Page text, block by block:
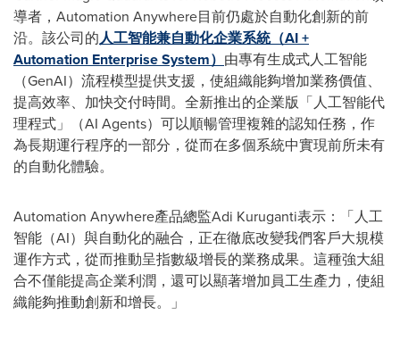
導者，Automation Anywhere目前仍處於自動化創新的前
沿。該公司的人工智能兼自動化企業系統（AI +
Automation Enterprise System） 由專有生成式人工智能
（GenAI）流程模型提供支援，使組織能夠增加業務價值、
提高效率、加快交付時間。全新推出的企業版「人工智能代
理程式」（AI Agents）可以順暢管理複雜的認知任務，作
為長期運行程序的一部分，從而在多個系統中實現前所未有
的自動化體驗。
Automation Anywhere產品總監Adi Kuruganti表示：「人工
智能（AI）與自動化的融合，正在徹底改變我們客戶大規模
運作方式，從而推動呈指數級增長的業務成果。這種強大組
合不僅能提高企業利潤，還可以顯著增加員工生產力，使組
織能夠推動創新和增長。」